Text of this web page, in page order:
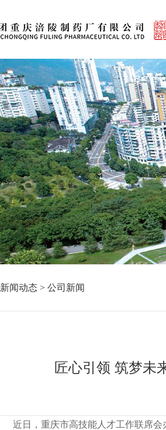
新闻动态 > 公司新闻
匠心引领 筑梦未
近日，重庆市高技能人才工作联席